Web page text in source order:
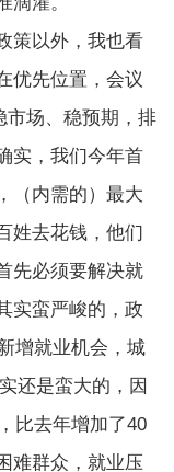
策以外，我也看
优先位置，会议
市场、稳预期，排
实，我们今年首
（内需的）最大
姓去花钱，他们
先必须要解决就
实蛮严峻的，政
增就业机会，城
还是蛮大的，因
比去年增加了40
难群众，就业压